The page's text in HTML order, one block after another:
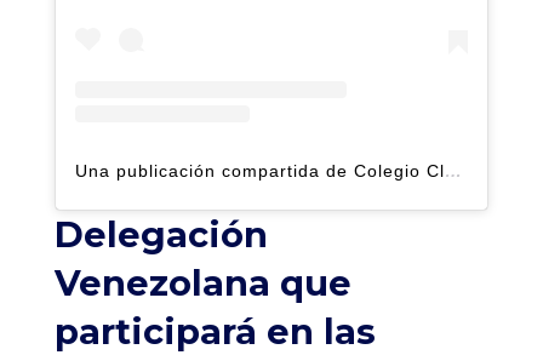
Una publicación compartida de Colegio Claret | Alto Hatillo (@clarethatillo)
Delegación
Venezolana que
participará en las